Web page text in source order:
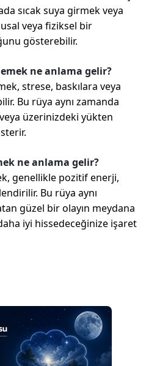
sıcak suya girmek veya
veya fiziksel bir
gösterebilir.
ne anlama gelir?
strese, baskılara veya
Bu rüya aynı zamanda
veya üzerinizdeki yükten
ne anlama gelir?
genellikle pozitif enerji,
Bu rüya aynı
güzel bir olayın meydana
iyi hissedeceğinize işaret